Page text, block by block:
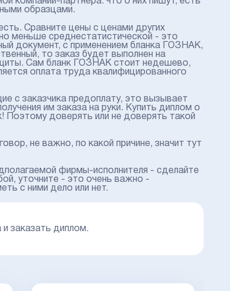
образцами.
Сравните цены с ценами других
меньше среднестатистической - это
документ, с применением бланка ГОЗНАК,
то заказ будет выполнен на
Сам бланк ГОЗНАК стоит недешево,
оплата труда квалифицированного
с заказчика предоплату, это вызывает
им заказа на руки. Купить диплом о
Поэтому доверять или не доверять такой
не важно, по какой причине, значит тут
фирмы-исполнителя - сделайте
уточните - это очень важно -
с ними дело или нет.
заказать диплом.